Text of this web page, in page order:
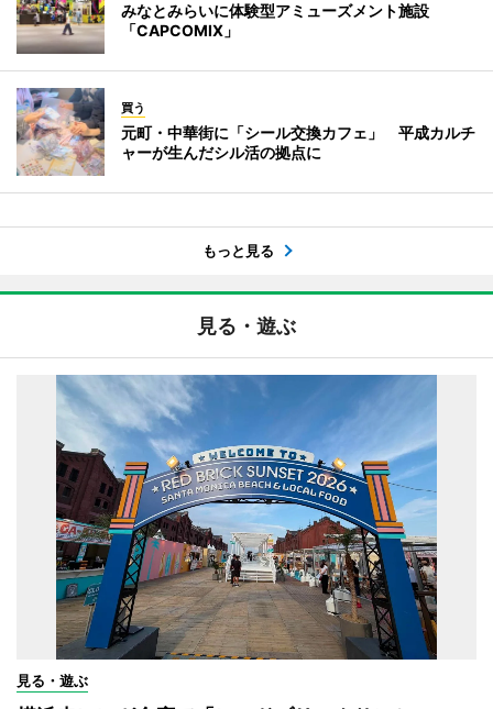
みなとみらいに体験型アミューズメント施設
「CAPCOMIX」
買う
元町・中華街に「シール交換カフェ」 平成カルチ
ャーが生んだシル活の拠点に
もっと見る
見る・遊ぶ
見る・遊ぶ